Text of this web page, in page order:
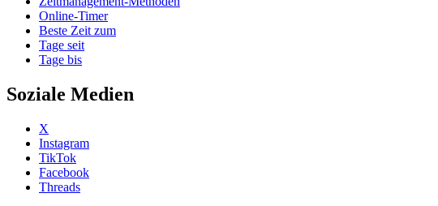
Online-Timer
Beste Zeit zum
Tage seit
Tage bis
Soziale Medien
X
Instagram
TikTok
Facebook
Threads